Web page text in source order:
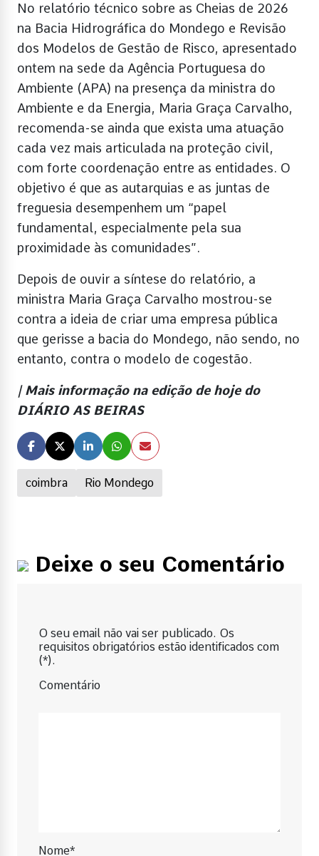
coimbra Rio Mondego
No relatório técnico sobre as Cheias de 2026
na Bacia Hidrográfica do Mondego e Revisão
dos Modelos de Gestão de Risco, apresentado
ontem na sede da Agência Portuguesa do
Ambiente (APA) na presença da ministra do
Ambiente e da Energia, Maria Graça Carvalho,
recomenda-se ainda que exista uma atuação
cada vez mais articulada na proteção civil,
com forte coordenação entre as entidades. O
objetivo é que as autarquias e as juntas de
freguesia desempenhem um “papel
fundamental, especialmente pela sua
proximidade às comunidades”.
Depois de ouvir a síntese do relatório, a
ministra Maria Graça Carvalho mostrou-se
contra a ideia de criar uma empresa pública
que gerisse a bacia do Mondego, não sendo, no
entanto, contra o modelo de cogestão.
| Mais informação na edição de hoje do
DIÁRIO AS BEIRAS
Deixe o seu Comentário
O seu email não vai ser publicado. Os
requisitos obrigatórios estão identificados com
(*).
Comentário
Nome*